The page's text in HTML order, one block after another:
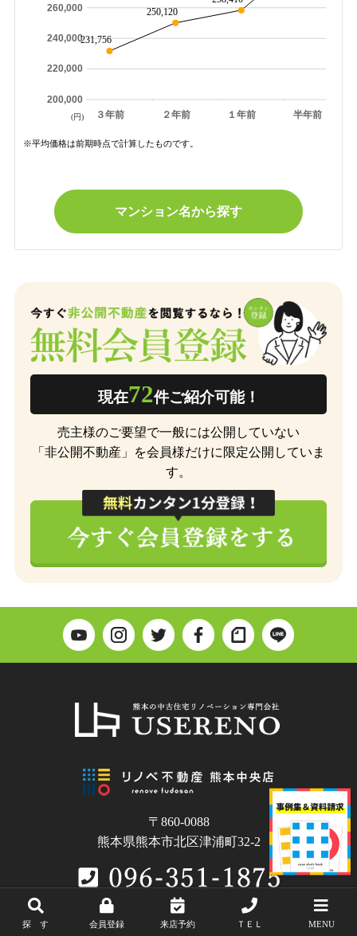
探 す 会員登録 来店予約 ＴＥＬ MENU
３年前 ２年前 １年前 半年前
200,000
220,000
240,000
260,000
231,756
250,120
(円)
※平均価格は前期時点で計算したものです。
マンション名から探す
現在72件ご紹介可能！
売主様のご要望で一般には公開していない
「非公開不動産」を会員様だけに限定公開していま
す。
〒860-0088
熊本県熊本市北区津浦町32-2